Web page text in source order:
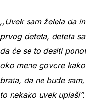
,,Uvek sam želela da
prvog deteta, deteta
da će se to desiti
oko mene govore
brata, da ne bude
to nekako uvek uplaši”.